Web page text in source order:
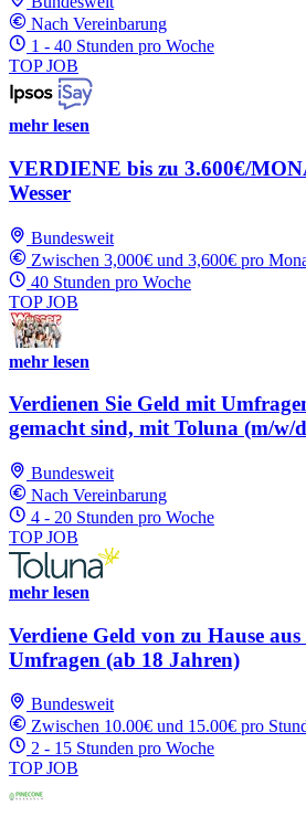
Nach Vereinbarung
1 - 40 Stunden pro Woche
TOP JOB
mehr lesen
VERDIENE bis zu 3.600€/
Wesser
Bundesweit
Zwischen 3,000€ und 3,600€ pro
40 Stunden pro Woche
TOP JOB
mehr lesen
Verdienen Sie Geld mit
gemacht sind, mit Toluna (m/w/
Bundesweit
Nach Vereinbarung
4 - 20 Stunden pro Woche
TOP JOB
mehr lesen
Verdiene Geld von zu Hause
Umfragen (ab 18 Jahren)
Bundesweit
Zwischen 10.00€ und 15.00€ pro
2 - 15 Stunden pro Woche
TOP JOB